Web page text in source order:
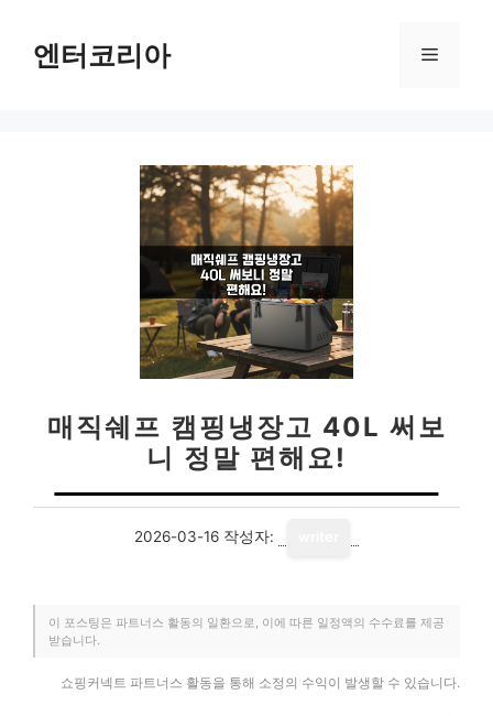
엔터코리아 메
매직쉐프 캠핑냉장고 40L 써보
니 정말 편해요!
2026-03-16 작성자:
이 포스팅은 파트너스 활동의 일환으로, 이에 따른 일정액의 수수료를 제공
받습니다.
쇼핑커넥트 파트너스 활동을 통해 소정의 수익이 발생할 수 있습니다.